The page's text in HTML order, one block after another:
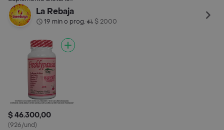
(50 mg) 50 Cápsulas
La Rebaja
19 min o prog.• $ 2000
$ 46.300,00
(926/und)